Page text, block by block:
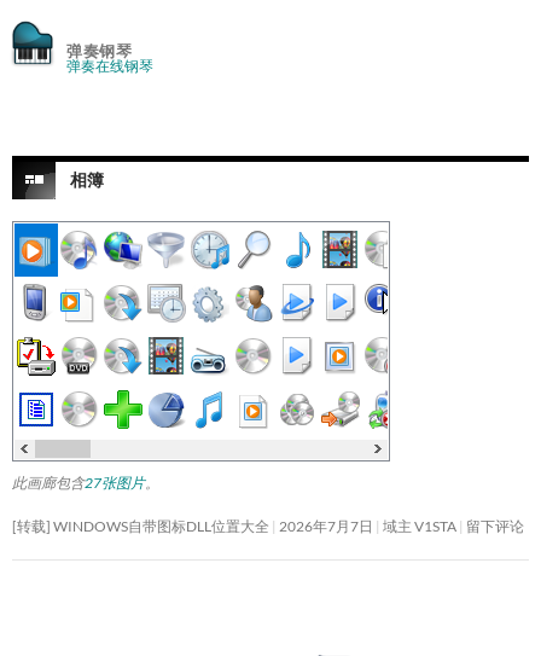
弹奏钢琴
弹奏在线钢琴
相簿
此画廊包含27张图片。
[转载] WINDOWS自带图标DLL位置大全 2026年7月7日 域主 V1STA 留下评论